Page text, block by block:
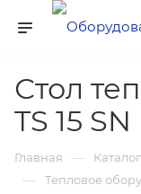
Стол
TS 15 SN
Главная — Каталог
— Тепловое